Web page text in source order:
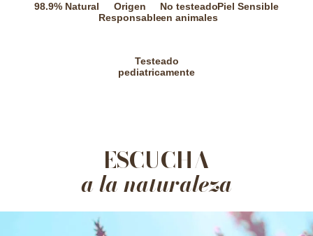
98.9% Natural
Origen
Responsable
No testeado
en animales
Piel Sensible
Testeado
pediatricamente
ESCUCHA
a la naturaleza